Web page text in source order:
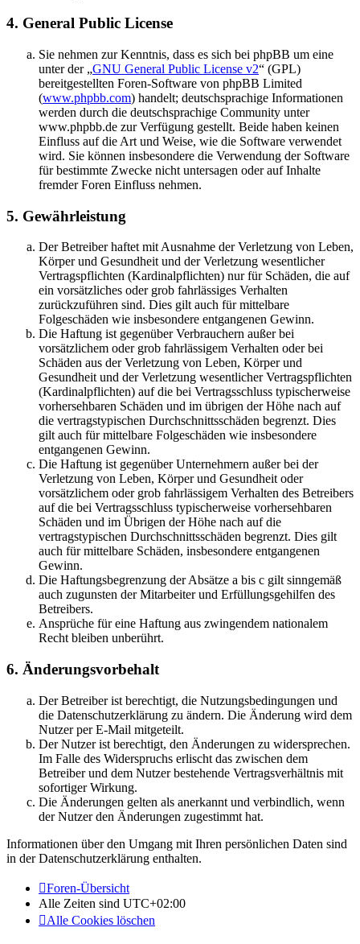
4. General Public License
Sie nehmen zur Kenntnis, dass es sich bei phpBB um eine
unter der „GNU General Public License v2“ (GPL)
bereitgestellten Foren-Software von phpBB Limited
(www.phpbb.com) handelt; deutschsprachige Informationen
werden durch die deutschsprachige Community unter
www.phpbb.de zur Verfügung gestellt. Beide haben keinen
Einfluss auf die Art und Weise, wie die Software verwendet
wird. Sie können insbesondere die Verwendung der Software
für bestimmte Zwecke nicht untersagen oder auf Inhalte
fremder Foren Einfluss nehmen.
5. Gewährleistung
Der Betreiber haftet mit Ausnahme der Verletzung von Leben,
Körper und Gesundheit und der Verletzung wesentlicher
Vertragspflichten (Kardinalpflichten) nur für Schäden, die auf
ein vorsätzliches oder grob fahrlässiges Verhalten
zurückzuführen sind. Dies gilt auch für mittelbare
Folgeschäden wie insbesondere entgangenen Gewinn.
Die Haftung ist gegenüber Verbrauchern außer bei
vorsätzlichem oder grob fahrlässigem Verhalten oder bei
Schäden aus der Verletzung von Leben, Körper und
Gesundheit und der Verletzung wesentlicher Vertragspflichten
(Kardinalpflichten) auf die bei Vertragsschluss typischerweise
vorhersehbaren Schäden und im übrigen der Höhe nach auf
die vertragstypischen Durchschnittsschäden begrenzt. Dies
gilt auch für mittelbare Folgeschäden wie insbesondere
entgangenen Gewinn.
Die Haftung ist gegenüber Unternehmern außer bei der
Verletzung von Leben, Körper und Gesundheit oder
vorsätzlichem oder grob fahrlässigem Verhalten des Betreibers
auf die bei Vertragsschluss typischerweise vorhersehbaren
Schäden und im Übrigen der Höhe nach auf die
vertragstypischen Durchschnittsschäden begrenzt. Dies gilt
auch für mittelbare Schäden, insbesondere entgangenen
Gewinn.
Die Haftungsbegrenzung der Absätze a bis c gilt sinngemäß
auch zugunsten der Mitarbeiter und Erfüllungsgehilfen des
Betreibers.
Ansprüche für eine Haftung aus zwingendem nationalem
Recht bleiben unberührt.
6. Änderungsvorbehalt
Der Betreiber ist berechtigt, die Nutzungsbedingungen und
die Datenschutzerklärung zu ändern. Die Änderung wird dem
Nutzer per E-Mail mitgeteilt.
Der Nutzer ist berechtigt, den Änderungen zu widersprechen.
Im Falle des Widerspruchs erlischt das zwischen dem
Betreiber und dem Nutzer bestehende Vertragsverhältnis mit
sofortiger Wirkung.
Die Änderungen gelten als anerkannt und verbindlich, wenn
der Nutzer den Änderungen zugestimmt hat.
Informationen über den Umgang mit Ihren persönlichen Daten sind
in der Datenschutzerklärung enthalten.
Foren-Übersicht
Alle Zeiten sind UTC+02:00
Alle Cookies löschen